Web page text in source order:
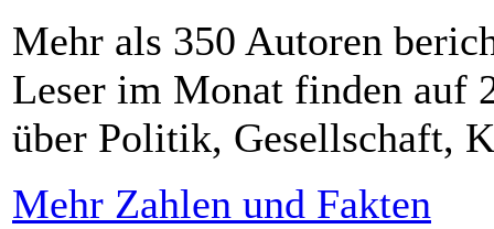
Mehr als 350 Autoren
Leser im Monat finden auf
über Politik, Gesellschaft,
Mehr Zahlen und Fakten